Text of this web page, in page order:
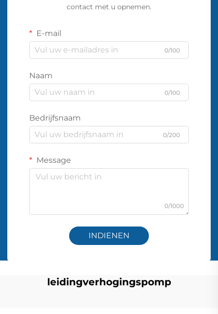
contact met u opnemen.
E-mail
0/100
Naam
0/100
Bedrijfsnaam
0/200
Message
0/1000
INDIENEN
leidingverhogingspomp